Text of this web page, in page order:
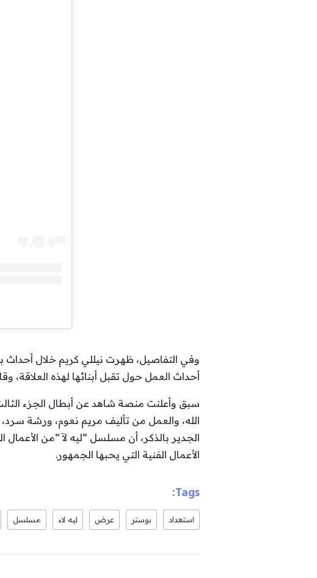
أحداث العمل حول تقبل أبنائها لهذه
سبق وأعلنت منصة شاهد عن أبطال الجزء
الله، والعمل من تأليف مريم نعوم، ورشة
الجدير بالذكر، أن مسلسل “ليه لآ “من
الأعمال الفنية التي يحبها الجمهور.
Tags:
استعداد بوستر عرض ليه لاء مسلسل